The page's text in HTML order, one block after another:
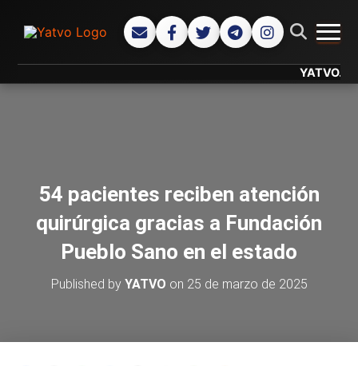
YATVO...
54 pacientes reciben atención
quirúrgica gracias a Fundación
Pueblo Sano en el estado
Published by YATVO on 25 de marzo de 2025